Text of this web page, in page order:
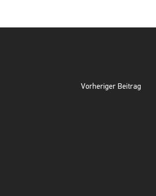
Vorheriger Beitrag